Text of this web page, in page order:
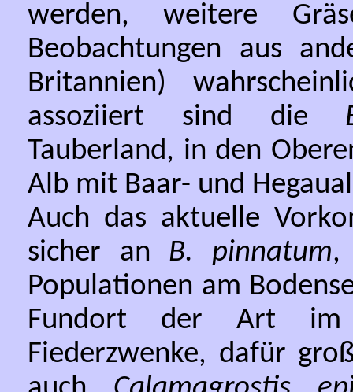
werden, weitere
Beobachtungen aus
Britannien)
assoziiert sind die
Tauberland, in den
Alb mit Baar- und
Auch das aktuelle
sicher an B. pinnatum,
Populationen am
Fundort der Art im
Fiederzwenke, dafür